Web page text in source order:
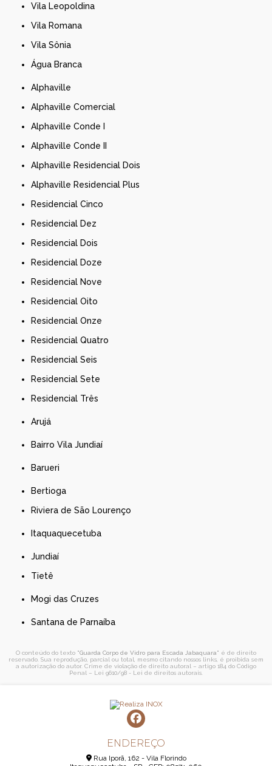
Vila Leopoldina
Vila Romana
Vila Sônia
Água Branca
Alphaville
Alphaville Comercial
Alphaville Conde I
Alphaville Conde II
Alphaville Residencial Dois
Alphaville Residencial Plus
Residencial Cinco
Residencial Dez
Residencial Dois
Residencial Doze
Residencial Nove
Residencial Oito
Residencial Onze
Residencial Quatro
Residencial Seis
Residencial Sete
Residencial Três
Arujá
Bairro Vila Jundiaí
Barueri
Bertioga
Riviera de São Lourenço
Itaquaquecetuba
Jundiaí
Tietê
Mogi das Cruzes
Santana de Parnaíba
O conteúdo do texto "Guarda Corpo de Vidro para Escada Jabaquara" é de direito
reservado. Sua reprodução, parcial ou total, mesmo citando nossos links, é proibida sem
a autorização do autor. Crime de violação de direito autoral – artigo 184 do Código
Penal – Lei 9610/98 - Lei de direitos autorais
ENDEREÇO
Rua Iporã, 162 - Vila Florindo